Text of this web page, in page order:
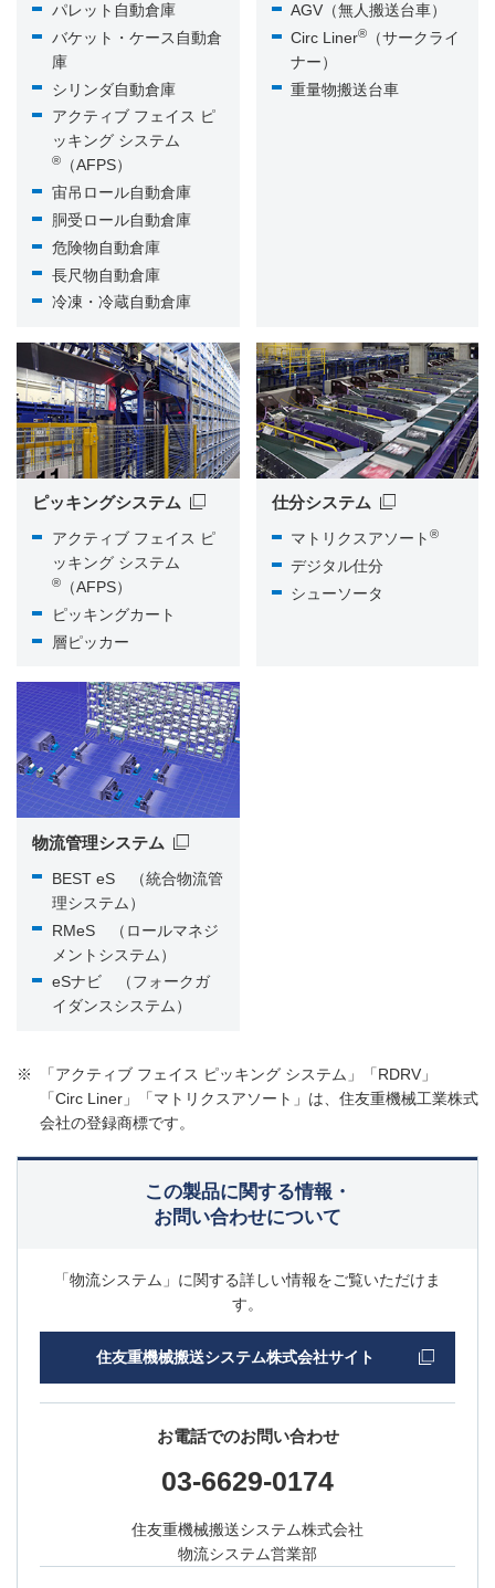
パレット自動倉庫
バケット・ケース自動倉
庫
シリンダ自動倉庫
アクティブ フェイス ピ
ッキング システム
®（AFPS）
宙吊ロール自動倉庫
胴受ロール自動倉庫
危険物自動倉庫
長尺物自動倉庫
冷凍・冷蔵自動倉庫
AGV（無人搬送台車）
Circ Liner®
（サークライ
ナー）
重量物搬送台車
ピッキングシステム
アクティブ フェイス ピ
ッキング システム
®（AFPS）
ピッキングカート
層ピッカー
仕分システム
マトリクスアソート ®
デジタル仕分
シューソータ
物流管理システム
BEST eS （統合物流管
理システム）
RMeS （ロールマネジ
メントシステム）
eSナビ （フォークガ
イダンスシステム）
※
「アクティブ フェイス ピッキング システム」「RDRV」
「Circ Liner」「マトリクスアソート」は、住友重機械工業株式
会社の登録商標です。
この製品に関する情報・
お問い合わせについて
「物流システム」に関する詳しい情報をご覧いただけま
す。
住友重機械搬送システム株式会社サイト
お電話でのお問い合わせ
03-6629-0174
住友重機械搬送システム株式会社
物流システム営業部